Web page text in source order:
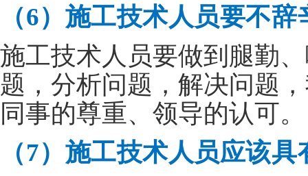
（6）施工技术人员要不辞
施工技术人员要做到腿勤
题，分析问题，解决问题
同事的尊重、领导的认可。
（7）施工技术人员应该